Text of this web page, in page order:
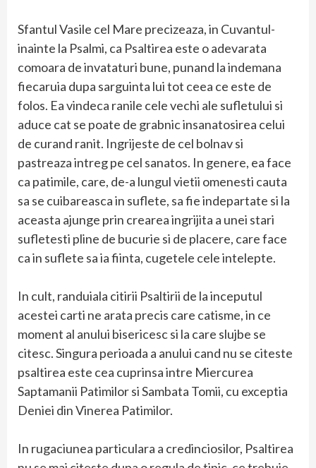
Sfantul Vasile cel Mare precizeaza, in Cuvantul-
inainte la Psalmi, ca Psaltirea este o adevarata
comoara de invataturi bune, punand la indemana
fiecaruia dupa sarguinta lui tot ceea ce este de
folos. Ea vindeca ranile cele vechi ale sufletului si
aduce cat se poate de grabnic insanatosirea celui
de curand ranit. Ingrijeste de cel bolnav si
pastreaza intreg pe cel sanatos. In genere, ea face
ca patimile, care, de-a lungul vietii omenesti cauta
sa se cuibareasca in suflete, sa fie indepartate si la
aceasta ajunge prin crearea ingrijita a unei stari
sufletesti pline de bucurie si de placere, care face
ca in suflete sa ia fiinta, cugetele cele intelepte.
In cult, randuiala citirii Psaltirii de la inceputul
acestei carti ne arata precis care catisme, in ce
moment al anului bisericesc si la care slujbe se
citesc. Singura perioada a anului cand nu se citeste
psaltirea este cea cuprinsa intre Miercurea
Saptamanii Patimilor si Sambata Tomii, cu exceptia
Deniei din Vinerea Patimilor.
In rugaciunea particulara a credinciosilor, Psaltirea